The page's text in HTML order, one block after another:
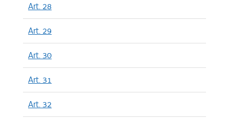
Art. 28
Art. 29
Art. 30
Art. 31
Art. 32